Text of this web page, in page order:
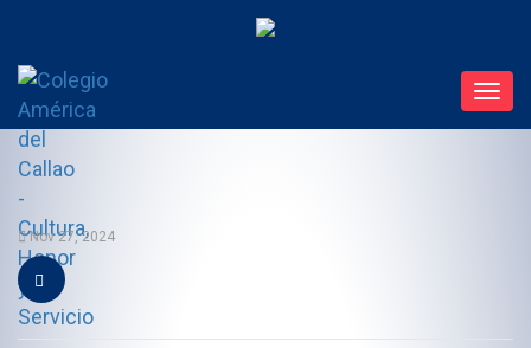
Nov 27, 2024